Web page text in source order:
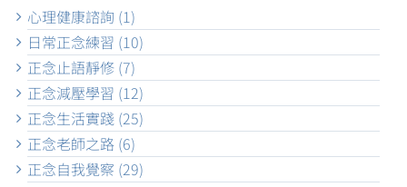
心理健康諮詢 (1)
日常正念練習 (10)
正念止語靜修 (7)
正念減壓學習 (12)
正念生活實踐 (25)
正念老師之路 (6)
正念自我覺察 (29)